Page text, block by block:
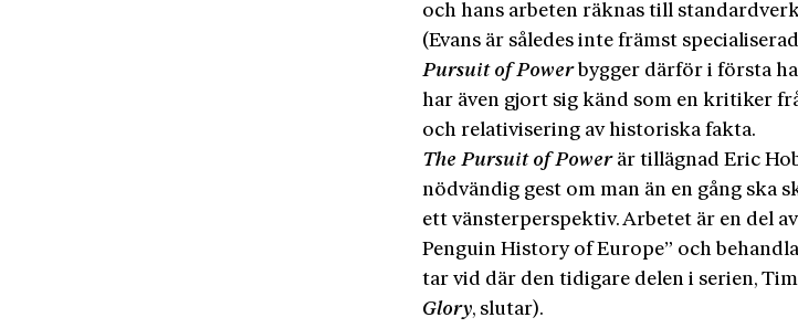
och hans arbeten räknas till
(Evans är således inte främst
Pursuit of Powerbygger därför i första
har även gjort sig känd som en kritiker
och relativisering av historiska fakta.
The Pursuit of Powerär tillägnad Eric
nödvändig gest om man än en gång ska
ett vänsterperspektiv. Arbetet är en del
Penguin History of Europe” och
tar vid där den tidigare delen i serien,
Glory, slutar).